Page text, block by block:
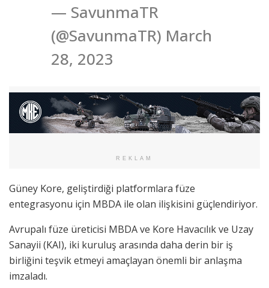
— SavunmaTR
(@SavunmaTR) March
28, 2023
REKLAM
Güney Kore, geliştirdiği platformlara füze
entegrasyonu için MBDA ile olan ilişkisini güçlendiriyor.
Avrupalı füze üreticisi MBDA ve Kore Havacılık ve Uzay
Sanayii (KAI), iki kuruluş arasında daha derin bir iş
birliğini teşvik etmeyi amaçlayan önemli bir anlaşma
imzaladı.